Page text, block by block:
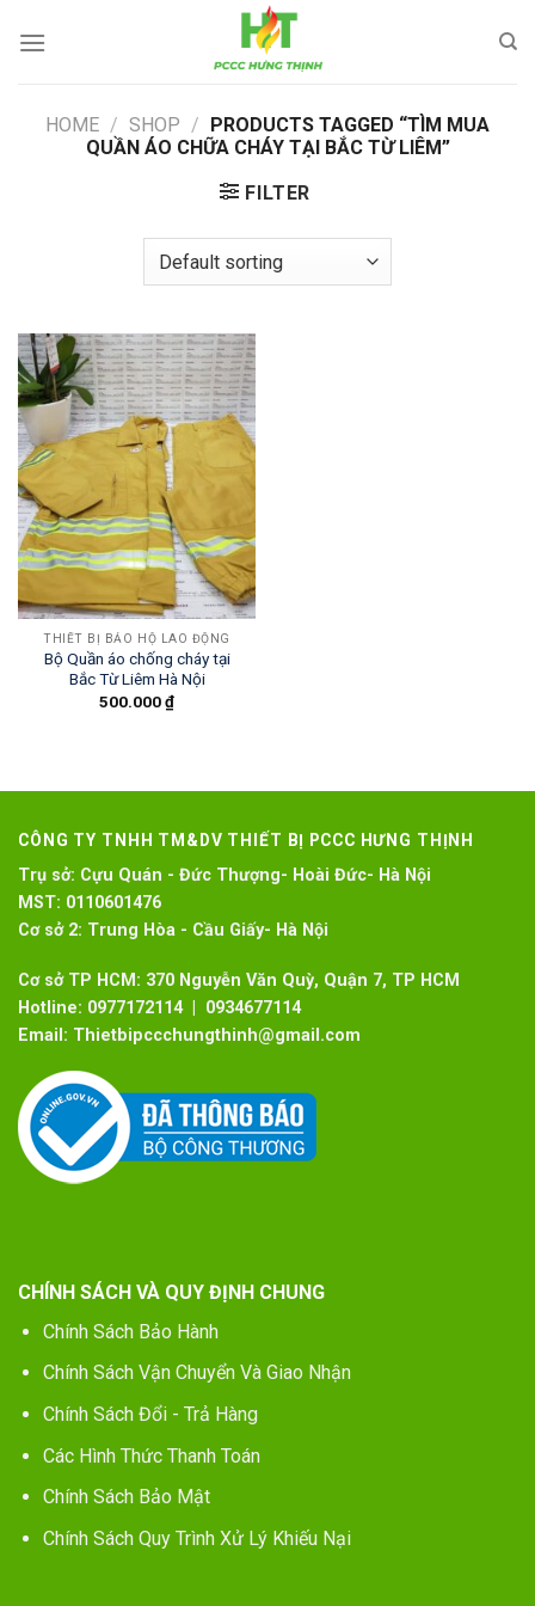
HOME / SHOP / PRODUCTS TAGGED “TÌM MUA
QUẦN ÁO CHỮA CHÁY TẠI BẮC TỪ LIÊM”
FILTER
THIẾT BỊ BẢO HỘ LAO ĐỘNG
Bộ Quần áo chống cháy tại
Bắc Từ Liêm Hà Nội
500.000₫
CÔNG TY TNHH TM&DV THIẾT BỊ PCCC HƯNG THỊNH
Trụ sở: Cựu Quán - Đức Thượng- Hoài Đức- Hà Nội
MST: 0110601476
Cơ sở 2: Trung Hòa - Cầu Giấy- Hà Nội
Cơ sở TP HCM: 370 Nguyễn Văn Quỳ, Quận 7, TP HCM
Hotline: 0977172114 | 0934677114
Email: Thietbipccchungthinh@gmail.com
CHÍNH SÁCH VÀ QUY ĐỊNH CHUNG
Chính Sách Bảo Hành
Chính Sách Vận Chuyển Và Giao Nhận
Chính Sách Đổi - Trả Hàng
Các Hình Thức Thanh Toán
Chính Sách Bảo Mật
Chính Sách Quy Trình Xử Lý Khiếu Nại